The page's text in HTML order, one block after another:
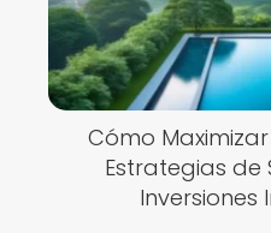
Cómo
Estrategias de
Inversiones